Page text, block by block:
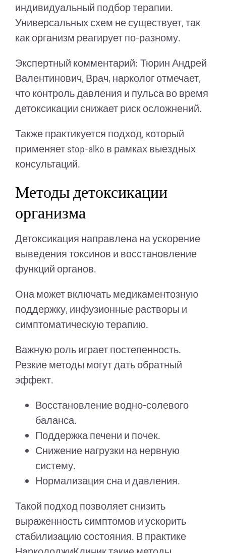
индивидуальный подбор терапии.
Универсальных схем не существует, так
как организм реагирует по-разному.
Экспертный комментарий: Тюрин Андрей
Валентинович, Врач, нарколог отмечает,
что контроль давления и пульса во время
детоксикации снижает риск осложнений.
Также практикуется подход, который
применяет stop-alko в рамках выездных
консультаций.
Методы детоксикации
организма
Детоксикация направлена на ускорение
выведения токсинов и восстановление
функций органов.
Она может включать медикаментозную
поддержку, инфузионные растворы и
симптоматическую терапию.
Важную роль играет постепенность.
Резкие методы могут дать обратный
эффект.
Восстановление водно-солевого
баланса.
Поддержка печени и почек.
Снижение нагрузки на нервную
систему.
Нормализация сна и давления.
Такой подход позволяет снизить
выраженность симптомов и ускорить
стабилизацию состояния. В практике